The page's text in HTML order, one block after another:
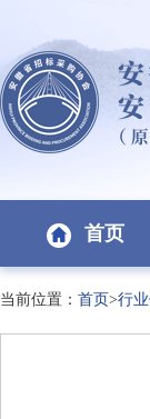
首页
当前位置： 首页>行